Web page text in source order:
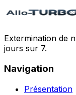
Extermination de
jours sur 7.
Navigation
Présentation